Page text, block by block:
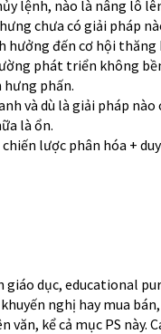
lệnh, nào là nâng lô
chưa có giải pháp
hưởng đến cơ hội
phát triển không
phấn.
và dù là giải pháp
là ổn.
lược phân hóa +
dục, educational
nghị hay mua
kể cả mục PS này.